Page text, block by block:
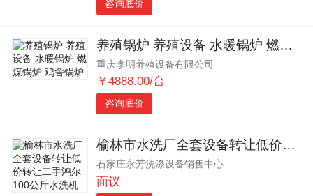
咨询底价
养殖锅炉 养殖设备 水暖锅炉 燃煤锅炉 鸡舍锅炉
重庆李明养殖设备有限公司
￥4888.00/台
咨询底价
榆林市水洗厂全套设备转让低价转让二手鸿尔100公斤水洗机
石家庄永芳洗涤设备销售中心
面议